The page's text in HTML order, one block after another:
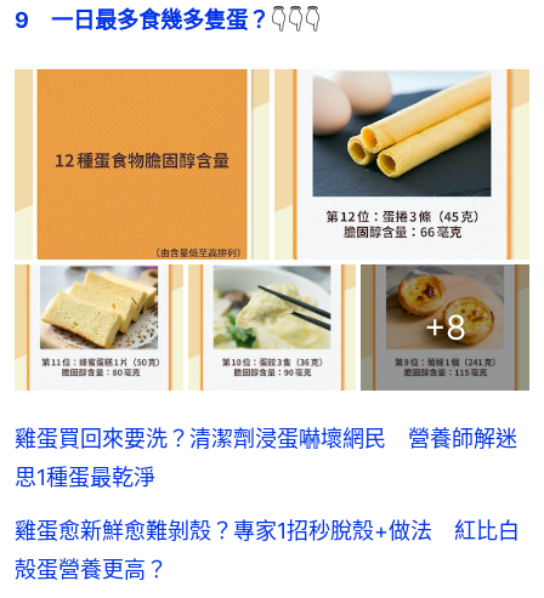
9　一日最多食幾多隻蛋？ 👇👇👇
+8
雞蛋買回來要洗？清潔劑浸蛋嚇壞網民 營養師解迷
思1種蛋最乾淨
雞蛋愈新鮮愈難剝殼？專家1招秒脫殼+做法 紅比白
殻蛋營養更高？